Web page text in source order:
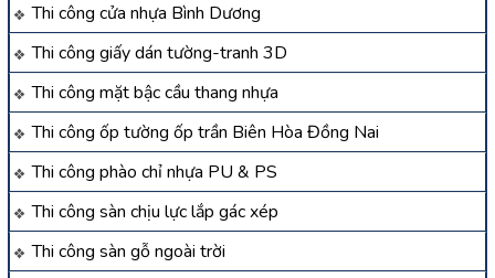
Thi công cửa nhựa Bình Dương
Thi công giấy dán tường-tranh 3D
Thi công mặt bậc cầu thang nhựa
Thi công ốp tường ốp trần Biên Hòa Đồng Nai
Thi công phào chỉ nhựa PU & PS
Thi công sàn chịu lực lắp gác xép
Thi công sàn gỗ ngoài trời